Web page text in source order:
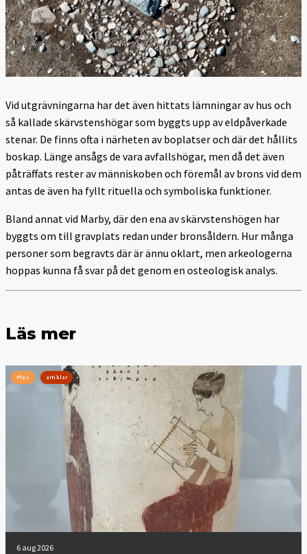
Vid utgrävningarna har det även hittats lämningar av hus och
så kallade skärvstenshögar som byggts upp av eldpåverkade
stenar. De finns ofta i närheten av boplatser och där det hållits
boskap. Länge ansågs de vara avfallshögar, men då det även
påträffats rester av människoben och föremål av brons vid dem
antas de även ha fyllt rituella och symboliska funktioner.
Bland annat vid Marby, där den ena av skärvstenshögen har
byggts om till gravplats redan under bronsåldern. Hur många
personer som begravts där är ännu oklart, men arkeologerna
hoppas kunna få svar på det genom en osteologisk analys.
Läs mer
Plus artiklar
6 aug 2026